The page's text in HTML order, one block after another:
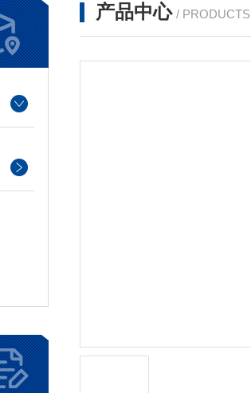
产品中心 / PRODUCTS